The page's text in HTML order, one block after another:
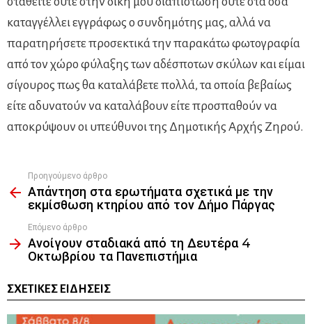
καταγγέλλει εγγράφως ο συνδημότης μας, αλλά να
παρατηρήσετε προσεκτικά την παρακάτω φωτογραφία
από τον χώρο φύλαξης των αδέσποτων σκύλων και είμαι
σίγουρος πως θα καταλάβετε πολλά, τα οποία βεβαίως
είτε αδυνατούν να καταλάβουν είτε προσπαθούν να
αποκρύψουν οι υπεύθυνοι της Δημοτικής Αρχής Ζηρού.
more
Προηγούμενο άρθρο
Απάντηση στα ερωτήματα σχετικά με την
εκμίσθωση κτηρίου από τον Δήμο Πάργας
Επόμενο άρθρο
Ανοίγουν σταδιακά από τη Δευτέρα 4
Οκτωβρίου τα Πανεπιστήμια
ΣΧΕΤΙΚΈΣ ΕΙΔΉΣΕΙΣ